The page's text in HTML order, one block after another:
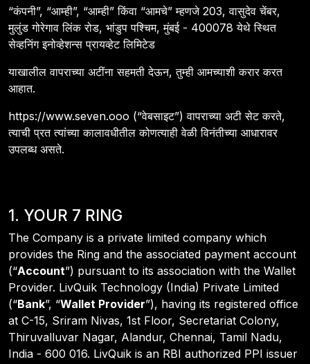
“कंपनी”, “आम्ही”, “आम्ही” किंवा “आमचे” म्हणजे 203, वासुदेव चेंबर,
मुलुंड गोरेगाव लिंक रोड, भांडुप पश्चिम, मुंबई - 400078 येथे स्थित
सेव्हनिंग इनोव्हेशन्स प्रायव्हेट लिमिटेड
याखालील वापराच्या अटींना सहमती देऊन, तुम्ही आमच्याशी करार करत
आहात.
https://www.seven.ooo (“वेबसाइट”) वापराच्या अटी सेट करते,
त्याची प्रत त्यांच्या कालावधीतील कोणत्याही वेळी विनंतीच्या आधारावर
उपलब्ध असते.
1. YOUR 7 RING
The Company is a private limited company which
provides the Ring and the associated payment account
(“Account”) pursuant to its association with the Wallet
Provider. LivQuik Technology (India) Private Limited
(“Bank”, “Wallet Provider”), having its registered office
at C-15, Sriram Nivas, 1st Floor, Secretariat Colony,
Thiruvalluvar Nagar, Alandur, Chennai, Tamil Nadu,
India - 600 016. LivQuik is an RBI authorized PPI issuer